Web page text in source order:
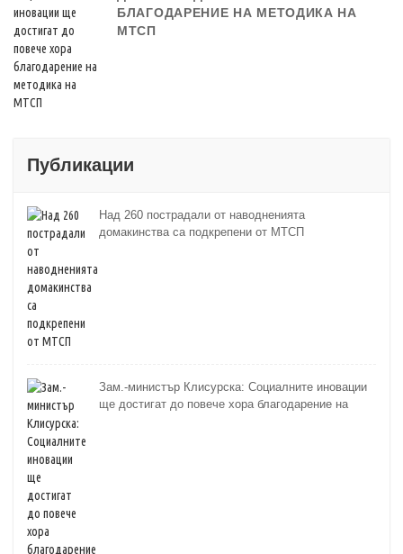
БЛАГОДАРЕНИЕ НА МЕТОДИКА НА
МТСП
Публикации
Над 260 пострадали от наводненията
домакинства са подкрепени от МТСП
Зам.-министър Клисурска: Социалните иновации
ще достигат до повече хора благодарение на